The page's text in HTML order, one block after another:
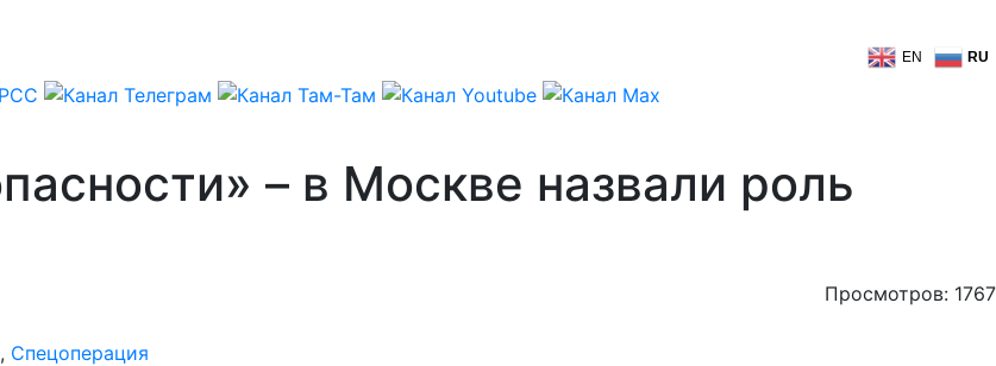
EN RU
– в Москве назвали роль
Просмотров: 1767
, Спецоперация